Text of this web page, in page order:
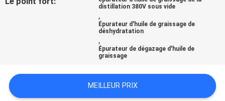
UNE
CITATION
distillation 380V sous vide
,
Épurateur d'huile de graissage de
déshydratation
,
Épurateur de dégazage d'huile de
graissage
MEILLEUR PRIX